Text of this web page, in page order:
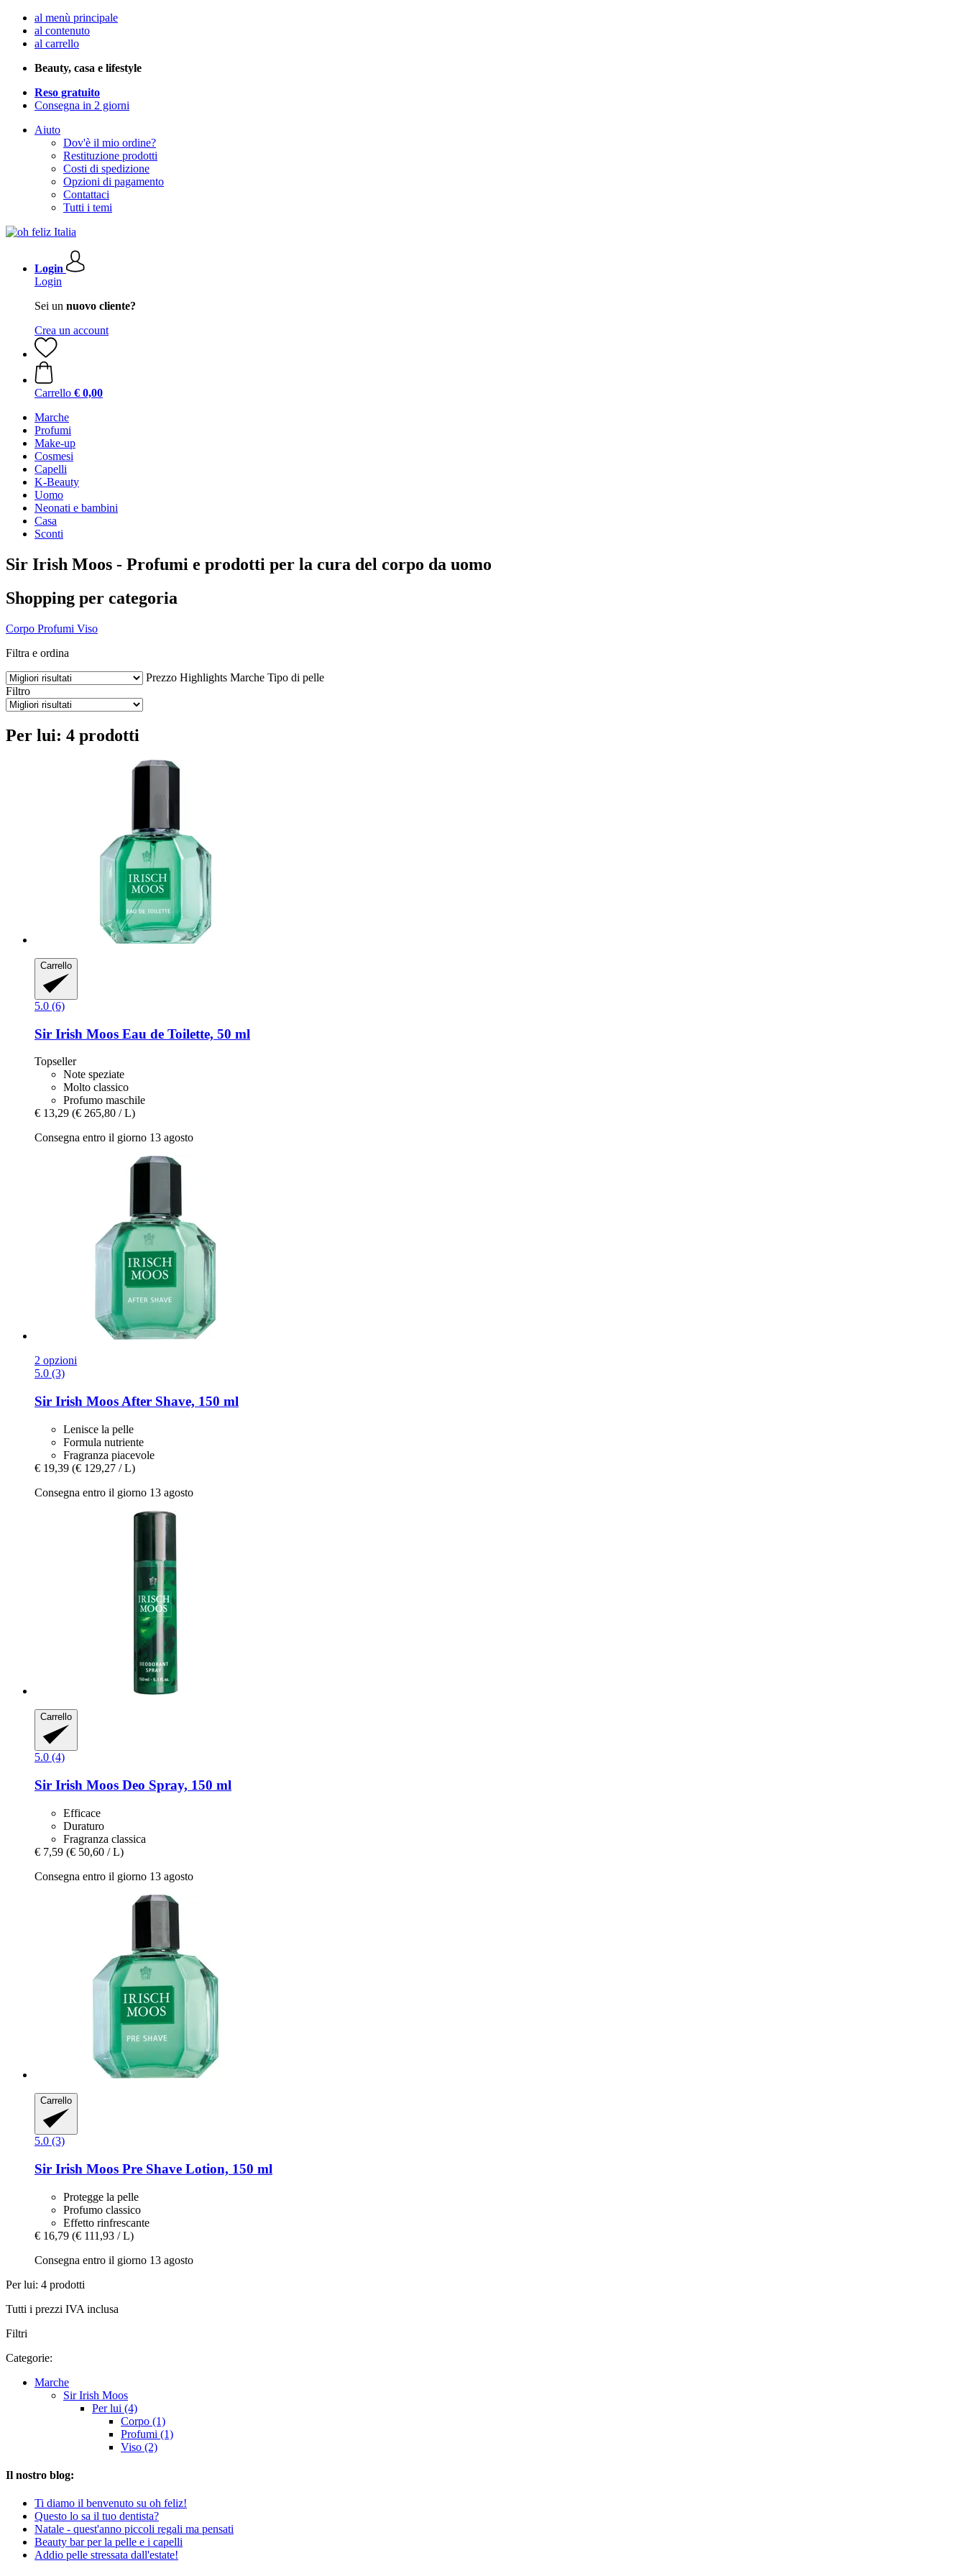
al menù principale
al contenuto
al carrello
Beauty, casa e lifestyle
Reso gratuito
Consegna in 2 giorni
Aiuto
Dov'è il mio ordine?
Restituzione prodotti
Costi di spedizione
Opzioni di pagamento
Contattaci
Tutti i temi
Login
Login
Sei un nuovo cliente?
Crea un account
Carrello € 0,00
Marche
Profumi
Make-up
Cosmesi
Capelli
K-Beauty
Uomo
Neonati e bambini
Casa
Sconti
Sir Irish Moos - Profumi e prodotti per la cura del corpo da uomo
Shopping per categoria
Corpo Profumi Viso
Filtra e ordina
Prezzo Highlights Marche Tipo di pelle
Filtro
Per lui: 4 prodotti
Carrello
5.0 (6)
Sir Irish Moos Eau de Toilette, 50 ml
Topseller
Note speziate
Molto classico
Profumo maschile
€ 13,29 (€ 265,80 / L)
Consegna entro il giorno 13 agosto
2 opzioni
5.0 (3)
Sir Irish Moos After Shave, 150 ml
Lenisce la pelle
Formula nutriente
Fragranza piacevole
€ 19,39 (€ 129,27 / L)
Consegna entro il giorno 13 agosto
Carrello
5.0 (4)
Sir Irish Moos Deo Spray, 150 ml
Efficace
Duraturo
Fragranza classica
€ 7,59 (€ 50,60 / L)
Consegna entro il giorno 13 agosto
Carrello
5.0 (3)
Sir Irish Moos Pre Shave Lotion, 150 ml
Protegge la pelle
Profumo classico
Effetto rinfrescante
€ 16,79 (€ 111,93 / L)
Consegna entro il giorno 13 agosto
Per lui: 4 prodotti
Tutti i prezzi IVA inclusa
Filtri
Categorie:
Marche
Sir Irish Moos
Per lui (4)
Corpo (1)
Profumi (1)
Viso (2)
Il nostro blog:
Ti diamo il benvenuto su oh feliz!
Questo lo sa il tuo dentista?
Natale - quest'anno piccoli regali ma pensati
Beauty bar per la pelle e i capelli
Addio pelle stressata dall'estate!